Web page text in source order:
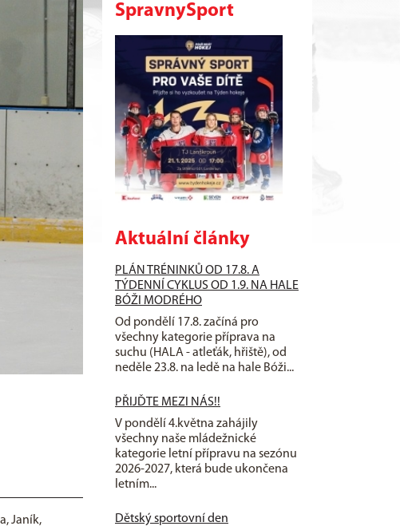
Janík,
SpravnySport
Aktuální články
PLÁN TRÉNINKŮ OD 17.8. A
TÝDENNÍ CYKLUS OD 1.9. NA HALE
BÓŽI MODRÉHO
Od pondělí 17.8. začíná pro
všechny kategorie příprava na
suchu (HALA - atleťák, hřiště), od
neděle 23.8. na ledě na hale Bóži...
PŘIJĎTE MEZI NÁS!!
V pondělí 4.května zahájily
všechny naše mládežnické
kategorie letní přípravu na sezónu
2026-2027, která bude ukončena
letním...
Dětský sportovní den